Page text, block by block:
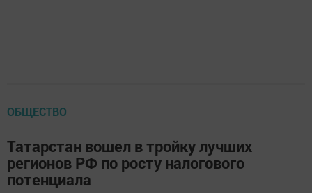
ОБЩЕСТВО
Татарстан вошел в тройку лучших
регионов РФ по росту налогового
потенциала